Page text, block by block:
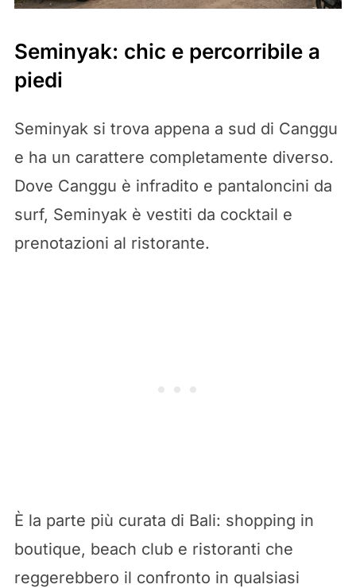
Seminyak: chic e percorribile a
piedi
Seminyak si trova appena a sud di Canggu
e ha un carattere completamente diverso.
Dove Canggu è infradito e pantaloncini da
surf, Seminyak è vestiti da cocktail e
prenotazioni al ristorante.
È la parte più curata di Bali: shopping in
boutique, beach club e ristoranti che
reggerebbero il confronto in qualsiasi